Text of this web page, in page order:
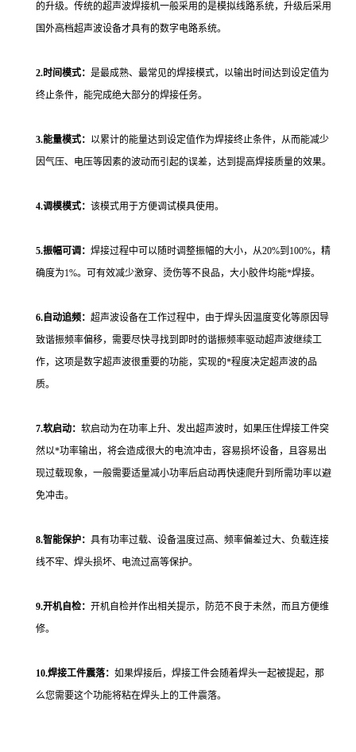
的升级。传统的超声波焊接机一般采用的是模拟线路系统，升级后采用
国外高档超声波设备才具有的数字电路系统。
2.时间模式： 是最成熟、最常见的焊接模式，以输出时间达到设定值为
终止条件，能完成绝大部分的焊接任务。
3.能量模式： 以累计的能量达到设定值作为焊接终止条件，从而能减少
因气压、电压等因素的波动而引起的误差，达到提高焊接质量的效果。
4.调模模式： 该模式用于方便调试模具使用。
5.振幅可调： 焊接过程中可以随时调整振幅的大小，从20%到100%，精
确度为1%。可有效减少激穿、烫伤等不良品，大小胶件均能*焊接。
6.自动追频： 超声波设备在工作过程中，由于焊头因温度变化等原因导
致谐振频率偏移，需要尽快寻找到即时的谐振频率驱动超声波继续工
作，这项是数字超声波很重要的功能，实现的*程度决定超声波的品
质。
7.软启动： 软启动为在功率上升、发出超声波时，如果压住焊接工件突
然以*功率输出，将会造成很大的电流冲击，容易损坏设备，且容易出
现过载现象，一般需要适量减小功率后启动再快速爬升到所需功率以避
免冲击。
8.智能保护： 具有功率过载、设备温度过高、频率偏差过大、负载连接
线不牢、焊头损坏、电流过高等保护。
9.开机自检： 开机自检并作出相关提示，防范不良于未然，而且方便维
修。
10.焊接工件震落： 如果焊接后，焊接工件会随着焊头一起被提起，那
么您需要这个功能将粘在焊头上的工件震落。